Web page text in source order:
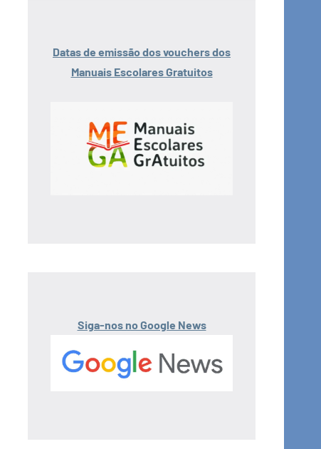
Datas de emissão dos vouchers dos
Manuais Escolares Gratuitos
Siga-nos no Google News